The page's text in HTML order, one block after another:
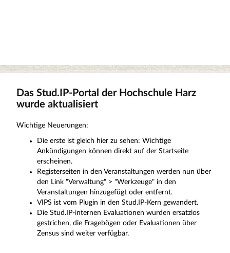
Das Stud.IP-Portal der Hochschule Harz
wurde aktualisiert
Wichtige Neuerungen:
Die erste ist gleich hier zu sehen: Wichtige
Ankündigungen können direkt auf der Startseite
erscheinen.
Registerseiten in den Veranstaltungen werden nun über
den Link "Verwaltung" > "Werkzeuge" in den
Veranstaltungen hinzugefügt oder entfernt.
VIPS ist vom Plugin in den Stud.IP-Kern gewandert.
Die Stud.IP-internen Evaluationen wurden ersatzlos
gestrichen, die Fragebögen oder Evaluationen über
Zensus sind weiter verfügbar.